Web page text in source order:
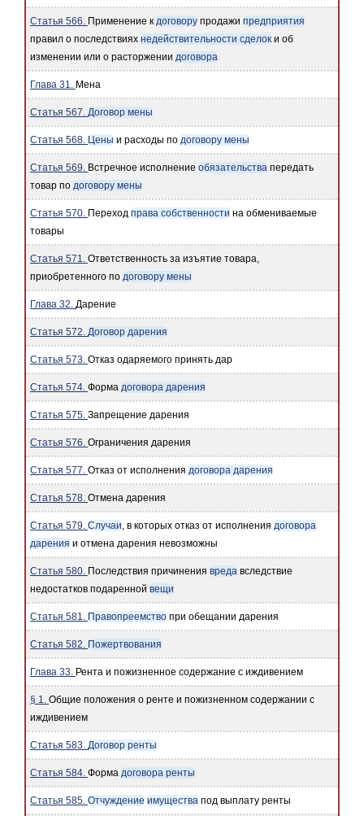
Статья 566. Применение к договору продажи предприятия
правил о последствиях недействительности сделок и об
изменении или о расторжении договора
Глава 31. Мена
Статья 567. Договор мены
Статья 568. Цены и расходы по договору мены
Статья 569. Встречное исполнение обязательства передать
товар по договору мены
Статья 570. Переход права собственности на обмениваемые
товары
Статья 571. Ответственность за изъятие товара,
приобретенного по договору мены
Глава 32. Дарение
Статья 572. Договор дарения
Статья 573. Отказ одаряемого принять дар
Статья 574. Форма договора дарения
Статья 575. Запрещение дарения
Статья 576. Ограничения дарения
Статья 577. Отказ от исполнения договора дарения
Статья 578. Отмена дарения
Статья 579. Случаи, в которых отказ от исполнения договора
дарения и отмена дарения невозможны
Статья 580. Последствия причинения вреда вследствие
недостатков подаренной вещи
Статья 581. Правопреемство при обещании дарения
Статья 582. Пожертвования
Глава 33. Рента и пожизненное содержание с иждивением
§ 1. Общие положения о ренте и пожизненном содержании с
иждивением
Статья 583. Договор ренты
Статья 584. Форма договора ренты
Статья 585. Отчуждение имущества под выплату ренты